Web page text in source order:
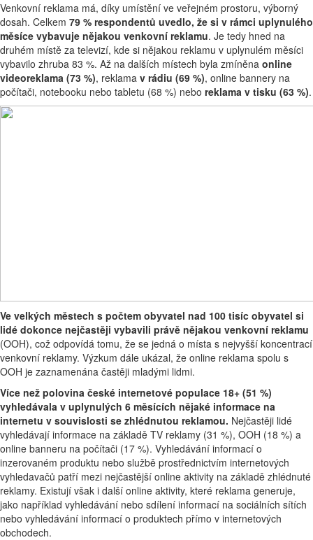
Venkovní reklama má, díky umístění ve veřejném prostoru, výborný
dosah. Celkem 79 % respondentů uvedlo, že si v rámci uplynulého
měsíce vybavuje nějakou venkovní reklamu. Je tedy hned na
druhém místě za televizí, kde si nějakou reklamu v uplynulém měsíci
vybavilo zhruba 83 %. Až na dalších místech byla zmíněna online
videoreklama (73 %), reklama v rádiu (69 %), online bannery na
počítači, notebooku nebo tabletu (68 %) nebo reklama v tisku (63 %).
Ve velkých městech s počtem obyvatel nad 100 tisíc obyvatel si
lidé dokonce nejčastěji vybavili právě nějakou venkovní reklamu
(OOH), což odpovídá tomu, že se jedná o místa s nejvyšší koncentrací
venkovní reklamy. Výzkum dále ukázal, že online reklama spolu s
OOH je zaznamenána častěji mladými lidmi.
Více než polovina české internetové populace 18+ (51 %)
vyhledávala v uplynulých 6 měsících nějaké informace na
internetu v souvislosti se zhlédnutou reklamou. Nejčastěji lidé
vyhledávají informace na základě TV reklamy (31 %), OOH (18 %) a
online banneru na počítači (17 %). Vyhledávání informací o
inzerovaném produktu nebo službě prostřednictvím internetových
vyhledavačů patří mezi nejčastější online aktivity na základě zhlédnuté
reklamy. Existují však i další online aktivity, které reklama generuje,
jako například vyhledávání nebo sdílení informací na sociálních sítích
nebo vyhledávání informací o produktech přímo v internetových
obchodech.